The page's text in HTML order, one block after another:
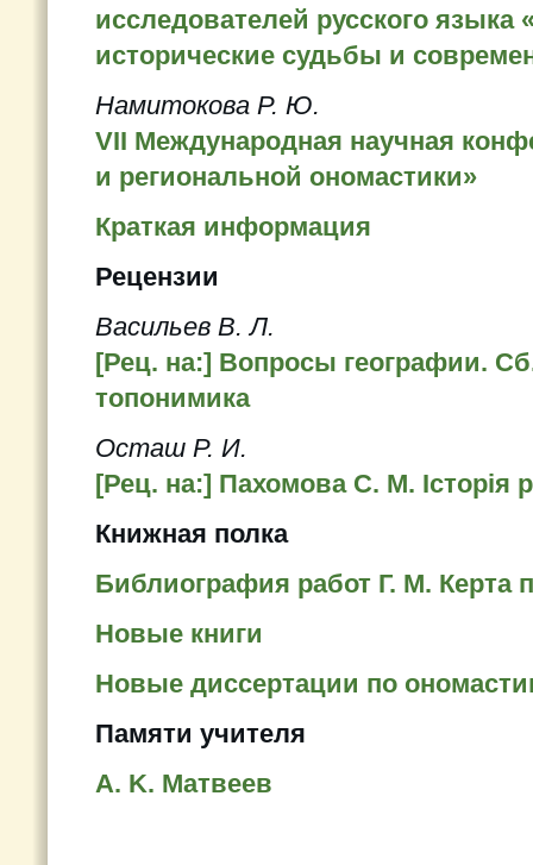
исследователей русского языка
исторические судьбы и
Намитокова Р. Ю.
VII Международная научная
и региональной ономастики»
Краткая информация
Рецензии
Васильев В. Л.
[Рец. на:] Вопросы географии.
топонимика
Осташ Р. И.
[Рец. на:] Пахомова С. М. Iсторiя
Книжная полка
Библиография работ Г. М. Керта
Новые книги
Новые диссертации по
Памяти учителя
A. K. Матвеев